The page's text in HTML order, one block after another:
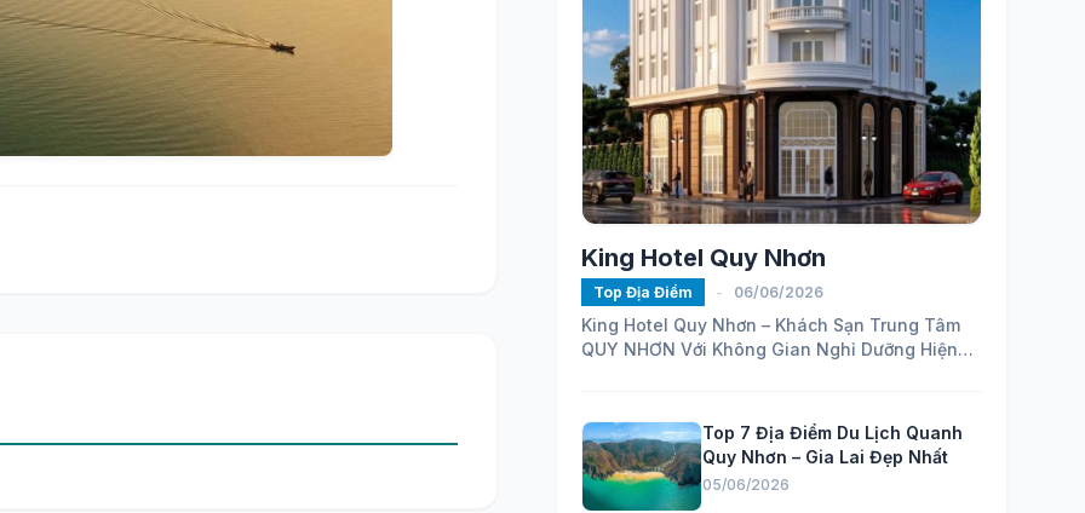
King Hotel Quy Nhơn
Top Địa Điểm - 06/06/2026
King Hotel Quy Nhơn – Khách Sạn Trung Tâm
QUY NHƠN Với Không Gian Nghỉ Dưỡng Hiện
Top 7 Địa Điểm Du Lịch Quanh
Quy Nhơn – Gia Lai Đẹp Nhất
05/06/2026